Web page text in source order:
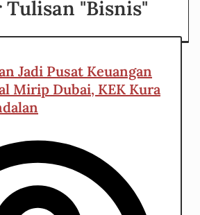
"Bisnis"
Jadi Pusat Keuangan
Mirip Dubai, KEK Kura